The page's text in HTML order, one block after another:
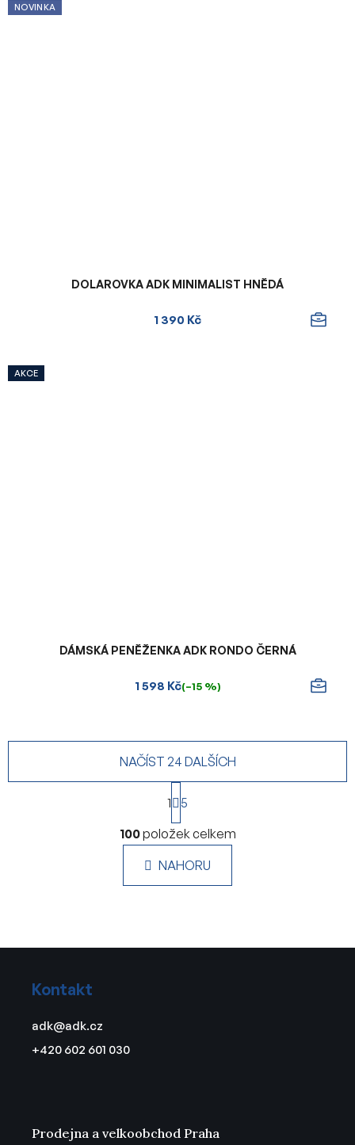
NOVINKA
DOLAROVKA ADK MINIMALIST HNĚDÁ
1 390 Kč
AKCE
DÁMSKÁ PENĚŽENKA ADK RONDO ČERNÁ
1 598 Kč(–15 %)
O
v
á
d
u
NAČÍST 24 DALŠÍCH
S
t
r
á
n
k
1
5
100položek celkem
NAHORU
Kontakt
adk@adk.cz
+420 602 601 030
Prodejna a velkoobchod Praha